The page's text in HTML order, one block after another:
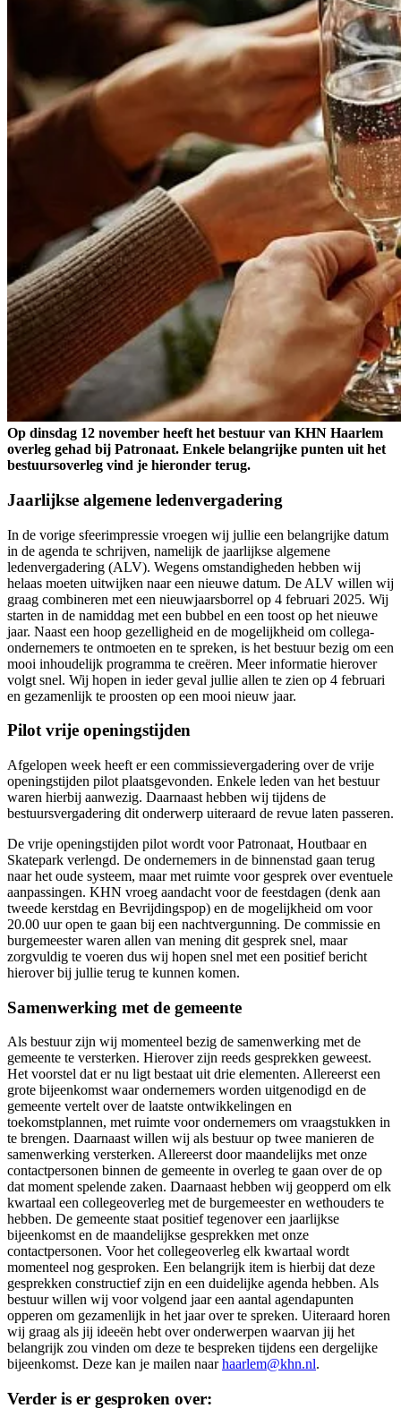
Op dinsdag 12 november heeft het bestuur van KHN Haarlem
overleg gehad bij Patronaat. Enkele belangrijke punten uit het
bestuursoverleg vind je hieronder terug.
Jaarlijkse algemene ledenvergadering
In de vorige sfeerimpressie vroegen wij jullie een belangrijke datum
in de agenda te schrijven, namelijk de jaarlijkse algemene
ledenvergadering (ALV). Wegens omstandigheden hebben wij
helaas moeten uitwijken naar een nieuwe datum. De ALV willen wij
graag combineren met een nieuwjaarsborrel op 4 februari 2025. Wij
starten in de namiddag met een bubbel en een toost op het nieuwe
jaar. Naast een hoop gezelligheid en de mogelijkheid om collega-
ondernemers te ontmoeten en te spreken, is het bestuur bezig om een
mooi inhoudelijk programma te creëren. Meer informatie hierover
volgt snel. Wij hopen in ieder geval jullie allen te zien op 4 februari
en gezamenlijk te proosten op een mooi nieuw jaar.
Pilot vrije openingstijden
Afgelopen week heeft er een commissievergadering over de vrije
openingstijden pilot plaatsgevonden. Enkele leden van het bestuur
waren hierbij aanwezig. Daarnaast hebben wij tijdens de
bestuursvergadering dit onderwerp uiteraard de revue laten passeren.
De vrije openingstijden pilot wordt voor Patronaat, Houtbaar en
Skatepark verlengd. De ondernemers in de binnenstad gaan terug
naar het oude systeem, maar met ruimte voor gesprek over eventuele
aanpassingen. KHN vroeg aandacht voor de feestdagen (denk aan
tweede kerstdag en Bevrijdingspop) en de mogelijkheid om voor
20.00 uur open te gaan bij een nachtvergunning. De commissie en
burgemeester waren allen van mening dit gesprek snel, maar
zorgvuldig te voeren dus wij hopen snel met een positief bericht
hierover bij jullie terug te kunnen komen.
Samenwerking met de gemeente
Als bestuur zijn wij momenteel bezig de samenwerking met de
gemeente te versterken. Hierover zijn reeds gesprekken geweest.
Het voorstel dat er nu ligt bestaat uit drie elementen. Allereerst een
grote bijeenkomst waar ondernemers worden uitgenodigd en de
gemeente vertelt over de laatste ontwikkelingen en
toekomstplannen, met ruimte voor ondernemers om vraagstukken in
te brengen. Daarnaast willen wij als bestuur op twee manieren de
samenwerking versterken. Allereerst door maandelijks met onze
contactpersonen binnen de gemeente in overleg te gaan over de op
dat moment spelende zaken. Daarnaast hebben wij geopperd om elk
kwartaal een collegeoverleg met de burgemeester en wethouders te
hebben. De gemeente staat positief tegenover een jaarlijkse
bijeenkomst en de maandelijkse gesprekken met onze
contactpersonen. Voor het collegeoverleg elk kwartaal wordt
momenteel nog gesproken. Een belangrijk item is hierbij dat deze
gesprekken constructief zijn en een duidelijke agenda hebben. Als
bestuur willen wij voor volgend jaar een aantal agendapunten
opperen om gezamenlijk in het jaar over te spreken. Uiteraard horen
wij graag als jij ideeën hebt over onderwerpen waarvan jij het
belangrijk zou vinden om deze te bespreken tijdens een dergelijke
bijeenkomst. Deze kan je mailen naarhaarlem@khn.nl.
Verder is er gesproken over: